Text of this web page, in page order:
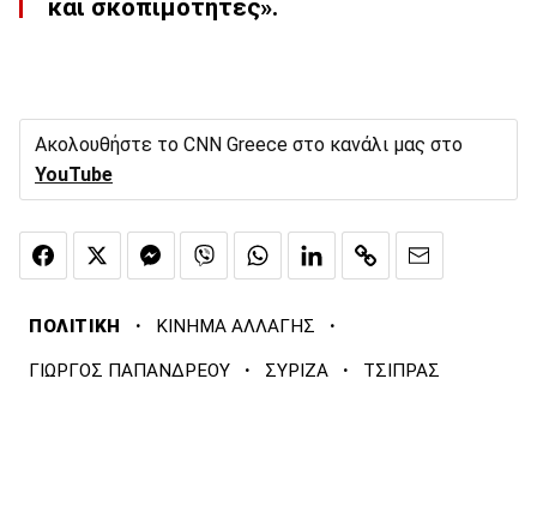
και σκοπιμότητες».
Ακολουθήστε το CNN Greece στο κανάλι μας στο
YouTube
ΠΟΛΙΤΙΚΗ · ΚΙΝΗΜΑ ΑΛΛΑΓΗΣ ·
ΓΙΩΡΓΟΣ ΠΑΠΑΝΔΡΕΟΥ · ΣΥΡΙΖΑ · ΤΣΙΠΡΑΣ